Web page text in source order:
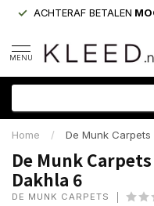
ACHTERAF BETALEN
MENU
Home / De Munk
De Munk
Dakhla 6
DE MUNK CARPETS